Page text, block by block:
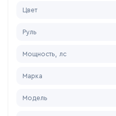
Цвет
Руль
Мощность, лс
Марка
Модель